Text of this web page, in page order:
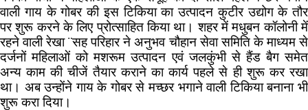
वाली गाय के गोबर की इस टिकिया का उत्पादन कुटीर उद्योग के तौर
पर शुरू करने के लिए प्रोत्साहित किया था। शहर में मधुबन कॉलोनी में
रहने वाली रेखा ¨सह परिहार ने अनुभव चौहान सेवा समिति के माध्यम से
दर्जनों महिलाओं को मशरूम उत्पादन एवं जलकुंभी से हैंड बैग समेत
अन्य काम की चीजें तैयार कराने का कार्य पहले से ही शुरू कर रखा
था। अब उन्होंने गाय के गोबर से मच्छर भगाने वाली टिकिया बनाना भी
शुरू करा दिया।